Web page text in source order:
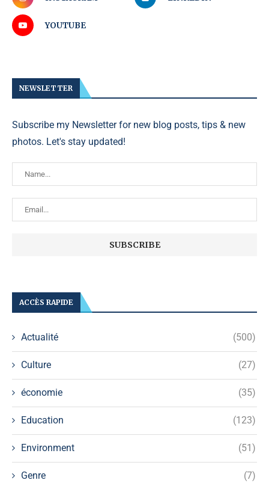
YOUTUBE
NEWSLETTER
Subscribe my Newsletter for new blog posts, tips & new
photos. Let's stay updated!
ACCÈS RAPIDE
Actualité (500)
Culture (27)
économie (35)
Education (123)
Environment (51)
Genre (7)